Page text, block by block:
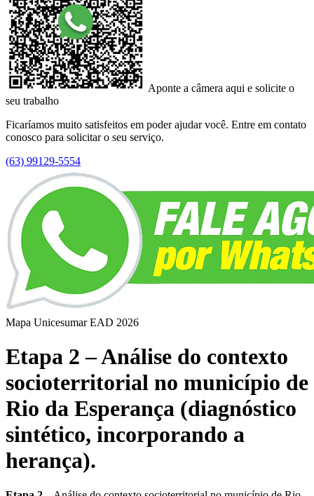
Aponte a câmera aqui e solicite o
seu trabalho
Ficaríamos muito satisfeitos em poder ajudar você. Entre em contato
conosco para solicitar o seu serviço.
(63) 99129-5554
Mapa Unicesumar EAD 2026
Etapa 2 – Análise do contexto
socioterritorial no município de
Rio da Esperança (diagnóstico
sintético, incorporando a
herança).